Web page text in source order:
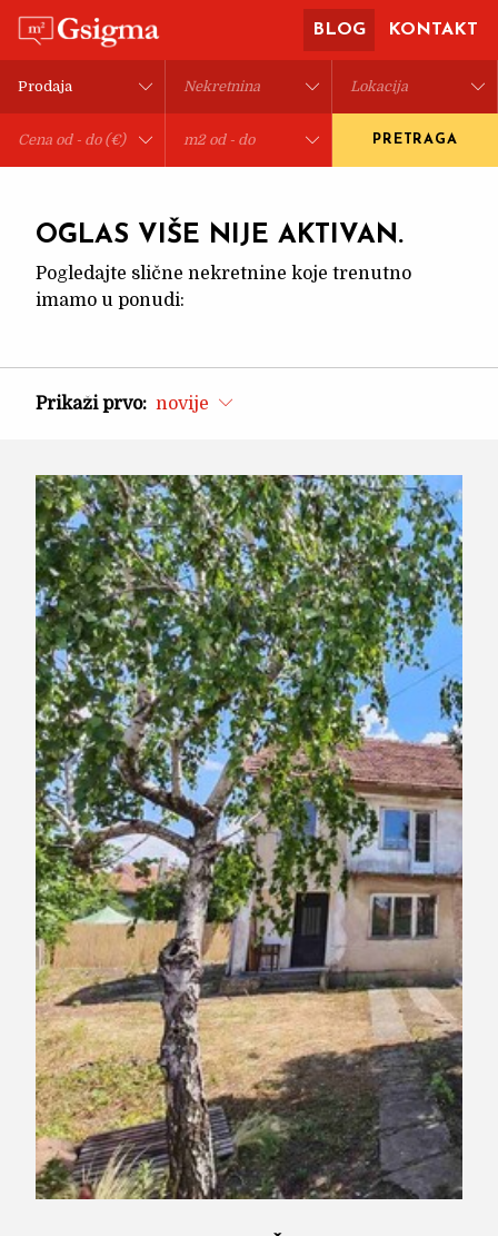
BLOG KONTAKT
PRETRAGA
OGLAS VIŠE NIJE AKTIVAN.
Pogledajte slične nekretnine koje trenutno
imamo u ponudi:
Prikaži prvo: novije